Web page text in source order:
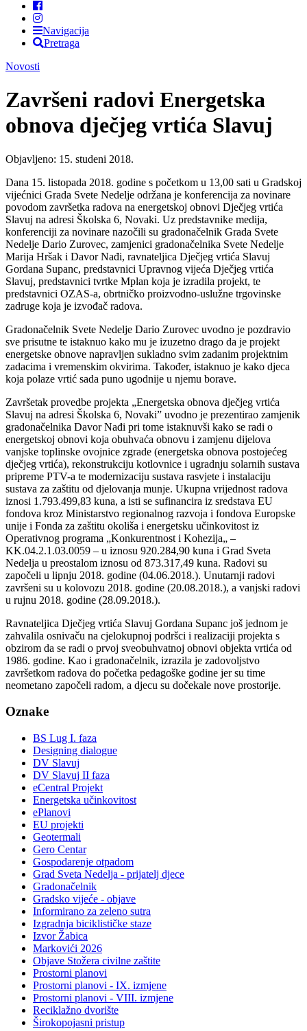
Navigacija
Pretraga
Novosti
Završeni radovi Energetska
obnova dječjeg vrtića Slavuj
Objavljeno: 15. studeni 2018.
Dana 15. listopada 2018. godine s početkom u 13,00 sati u Gradskoj
vijećnici Grada Svete Nedelje održana je konferencija za novinare
povodom završetka radova na energetskoj obnovi Dječjeg vrtića
Slavuj na adresi Školska 6, Novaki. Uz predstavnike medija,
konferenciji za novinare nazočili su gradonačelnik Grada Svete
Nedelje Dario Zurovec, zamjenici gradonačelnika Svete Nedelje
Marija Hršak i Davor Nađi, ravnateljica Dječjeg vrtića Slavuj
Gordana Supanc, predstavnici Upravnog vijeća Dječjeg vrtića
Slavuj, predstavnici tvrtke Mplan koja je izradila projekt, te
predstavnici OZAS-a, obrtničko proizvodno-uslužne trgovinske
zadruge koja je izvođač radova.
Gradonačelnik Svete Nedelje Dario Zurovec uvodno je pozdravio
sve prisutne te istaknuo kako mu je izuzetno drago da je projekt
energetske obnove napravljen sukladno svim zadanim projektnim
zadacima i vremenskim okvirima. Također, istaknuo je kako djeca
koja polaze vrtić sada puno ugodnije u njemu borave.
Završetak provedbe projekta „Energetska obnova dječjeg vrtića
Slavuj na adresi Školska 6, Novaki” uvodno je prezentirao zamjenik
gradonačelnika Davor Nađi pri tome istaknuvši kako se radi o
energetskoj obnovi koja obuhvaća obnovu i zamjenu dijelova
vanjske toplinske ovojnice zgrade (energetska obnova postojećeg
dječjeg vrtića), rekonstrukciju kotlovnice i ugradnju solarnih sustava
pripreme PTV-a te modernizaciju sustava rasvjete i instalaciju
sustava za zaštitu od djelovanja munje. Ukupna vrijednost radova
iznosi 1.793.499,83 kuna, a isti se sufinancira iz sredstava EU
fondova kroz Ministarstvo regionalnog razvoja i fondova Europske
unije i Fonda za zaštitu okoliša i energetsku učinkovitost iz
Operativnog programa „Konkurentnost i Kohezija„ –
KK.04.2.1.03.0059 – u iznosu 920.284,90 kuna i Grad Sveta
Nedelja u preostalom iznosu od 873.317,49 kuna. Radovi su
započeli u lipnju 2018. godine (04.06.2018.). Unutarnji radovi
završeni su u kolovozu 2018. godine (20.08.2018.), a vanjski radovi
u rujnu 2018. godine (28.09.2018.).
Ravnateljica Dječjeg vrtića Slavuj Gordana Supanc još jednom je
zahvalila osnivaču na cjelokupnoj podršci i realizaciji projekta s
obzirom da se radi o prvoj sveobuhvatnoj obnovi objekta vrtića od
1986. godine. Kao i gradonačelnik, izrazila je zadovoljstvo
završetkom radova do početka pedagoške godine jer su time
neometano započeli radom, a djecu su dočekale nove prostorije.
Oznake
BS Lug I. faza
Designing dialogue
DV Slavuj
DV Slavuj II faza
eCentral Projekt
Energetska učinkovitost
ePlanovi
EU projekti
Geotermali
Gero Centar
Gospodarenje otpadom
Grad Sveta Nedelja - prijatelj djece
Gradonačelnik
Gradsko vijeće - objave
Informirano za zeleno sutra
Izgradnja biciklističke staze
Izvor Žabica
Markovići 2026
Objave Stožera civilne zaštite
Prostorni planovi
Prostorni planovi - IX. izmjene
Prostorni planovi - VIII. izmjene
Reciklažno dvorište
Širokopojasni pristup